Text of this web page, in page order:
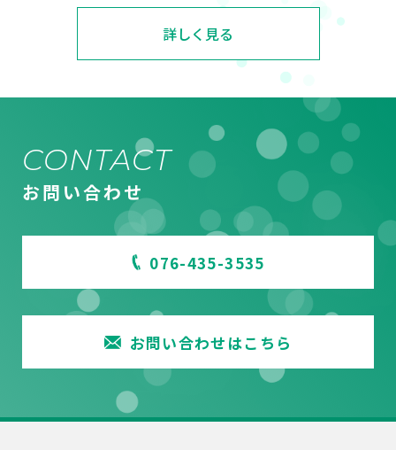
詳しく見る
CONTACT
お問い合わせ
076-435-3535
お問い合わせはこちら